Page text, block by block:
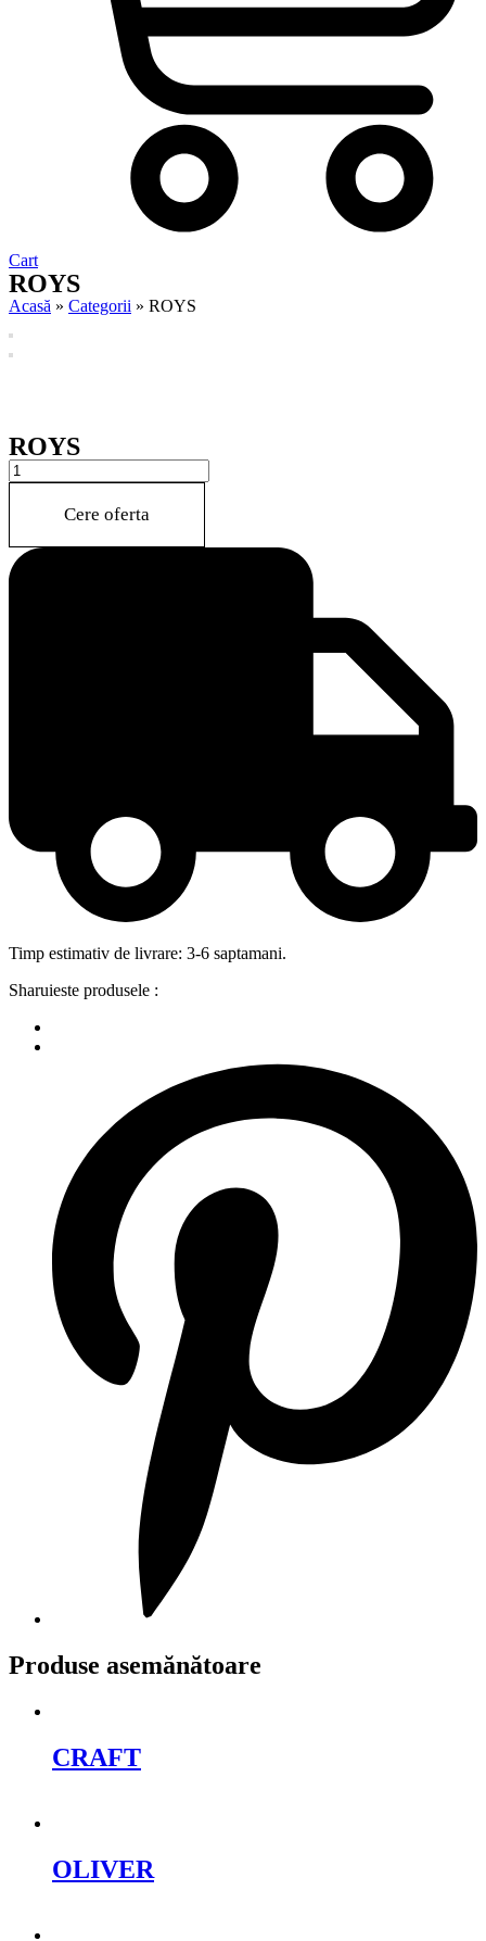
Cart
ROYS
Acasă » Categorii » ROYS
ROYS
ROYS
quantity
Cere oferta
Timp estimativ de livrare: 3-6 saptamani.
Sharuieste produsele :
Produse asemănătoare
CRAFT
OLIVER